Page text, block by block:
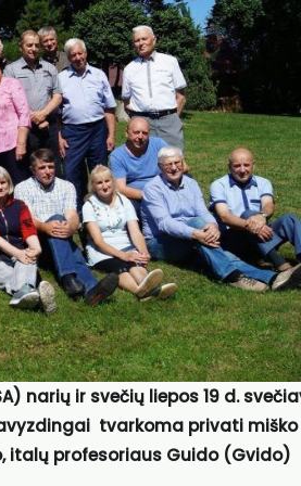
narių ir svečių liepos 19 d.
tvarkoma privati miško
italų profesoriaus Guido (Gvido)